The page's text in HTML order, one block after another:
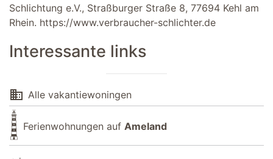
Schlichtung e.V., Straßburger Straße 8, 77694 Kehl am
Rhein. https://www.verbraucher-schlichter.de
Interessante links
domain Alle vakantiewoningen
Ferienwohnungen auf Ameland